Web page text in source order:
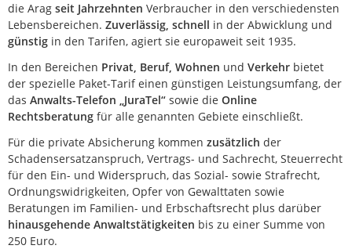
die Arag seit Jahrzehnten Verbraucher in den verschiedensten
Lebensbereichen. Zuverlässig, schnell in der Abwicklung und
günstig in den Tarifen, agiert sie europaweit seit 1935.
In den Bereichen Privat, Beruf, Wohnen und Verkehr bietet
der spezielle Paket-Tarif einen günstigen Leistungsumfang, der
das Anwalts-Telefon „JuraTel“ sowie die Online
Rechtsberatung für alle genannten Gebiete einschließt.
Für die private Absicherung kommen zusätzlich der
Schadensersatzanspruch, Vertrags- und Sachrecht, Steuerrecht
für den Ein- und Widerspruch, das Sozial- sowie Strafrecht,
Ordnungswidrigkeiten, Opfer von Gewalttaten sowie
Beratungen im Familien- und Erbschaftsrecht plus darüber
hinausgehende Anwaltstätigkeiten bis zu einer Summe von
250 Euro.